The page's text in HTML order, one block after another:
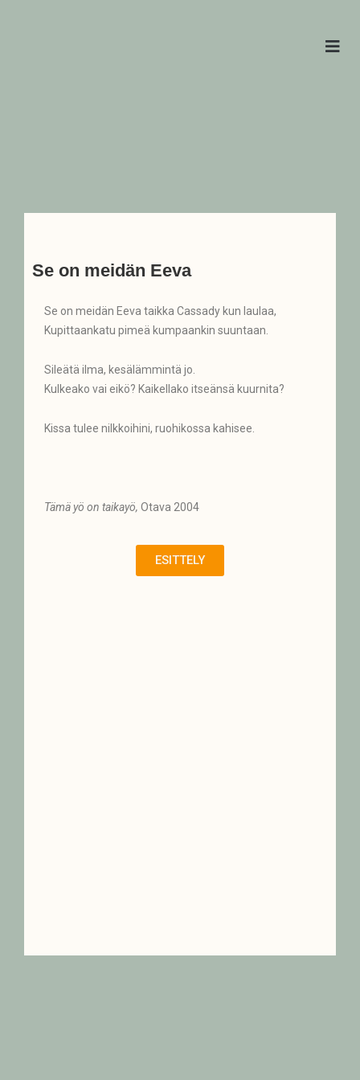
Se on meidän Eeva
Se on meidän Eeva taikka Cassady kun laulaa,
Kupittaankatu pimeä kumpaankin suuntaan.
Sileätä ilma, kesälämmintä jo.
Kulkeako vai eikö? Kaikellako itseänsä kuurnita?
Kissa tulee nilkkoihini, ruohikossa kahisee.
Tämä yö on taikayö, Otava 2004
ESITTELY